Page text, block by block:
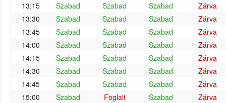
13:15
Szabad Szabad Szabad
Zárva
13:30
Szabad Szabad Szabad
Zárva
13:45
Szabad Szabad Szabad
Zárva
14:00
Szabad Szabad Szabad
Zárva
14:15
Szabad Szabad Szabad
Zárva
14:30
Szabad Szabad Szabad
Zárva
14:45
Szabad Szabad Szabad
Zárva
15:00
Szabad Foglalt Szabad
Zárva